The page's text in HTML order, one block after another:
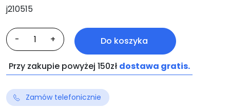
j210515
-
ilość
Impranet
+ Do koszyka
Przy zakupie powyżej 150zł dostawa gratis.
Zamów telefonicznie